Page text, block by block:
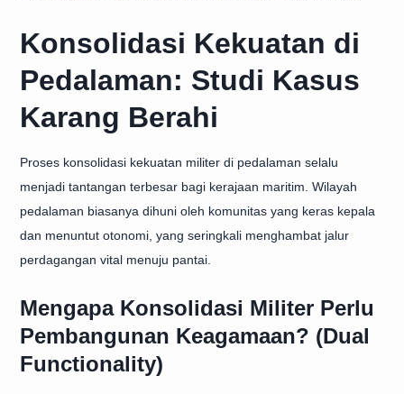
Konsolidasi Kekuatan di
Pedalaman: Studi Kasus
Karang Berahi
Proses konsolidasi kekuatan militer di pedalaman selalu
menjadi tantangan terbesar bagi kerajaan maritim. Wilayah
pedalaman biasanya dihuni oleh komunitas yang keras kepala
dan menuntut otonomi, yang seringkali menghambat jalur
perdagangan vital menuju pantai.
Mengapa Konsolidasi Militer Perlu
Pembangunan Keagamaan? (Dual
Functionality)